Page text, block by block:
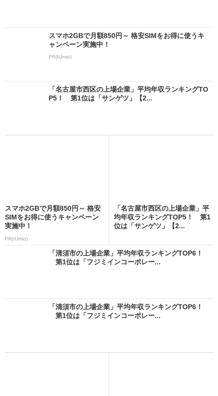
スマホ2GBで月額850円～ 格安SIMをお得に使うキ
ャンペーン実施中！
PR(IIJmio)
「名古屋市西区の上場企業」平均年収ランキングTO
P5！ 第1位は「サンゲツ」【2...
スマホ2GBで月額850円～ 格安
SIMをお得に使うキャンペーン
実施中！
PR(IIJmio)
「名古屋市西区の上場企業」平
均年収ランキングTOP5！ 第1
位は「サンゲツ」【2...
「清須市の上場企業」平均年収ランキングTOP6！
第1位は「フジミインコーポレー...
「清須市の上場企業」平均年収ランキングTOP6！
第1位は「フジミインコーポレー...